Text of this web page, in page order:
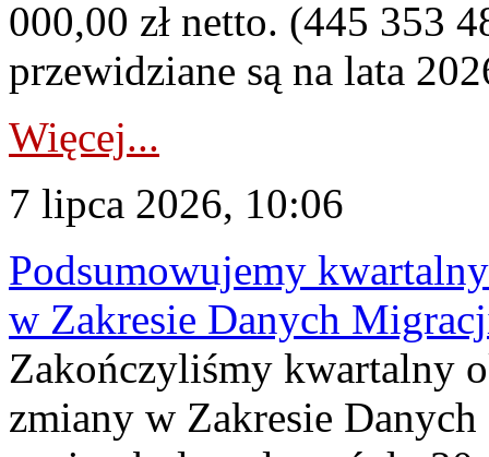
000,00 zł netto. (445 353
przewidziane są na lata
Więcej...
7 lipca 2026, 10:06
Podsumowujemy
w Zakresie Danych
Zakończyliśmy kwartalny
zmiany w Zakresie